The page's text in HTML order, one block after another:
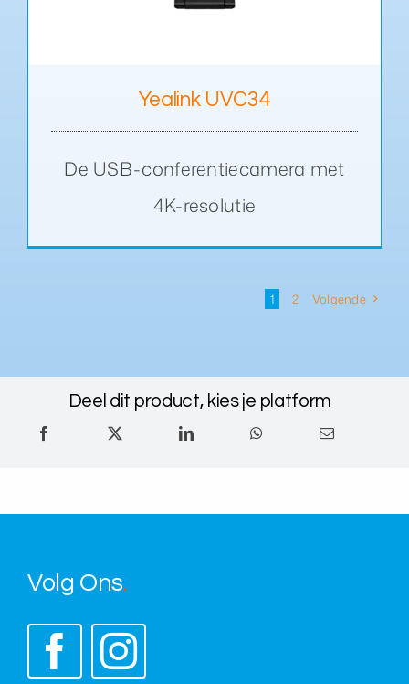
Yealink UVC34
De USB-conferentiecamera met
4K-resolutie
1 2 Volgende
Deel dit product, kies je platform
Volg Ons.